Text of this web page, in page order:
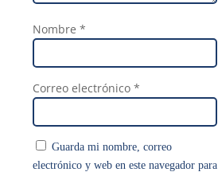
Nombre *
Correo electrónico *
Guarda mi nombre, correo
electrónico y web en este navegador para